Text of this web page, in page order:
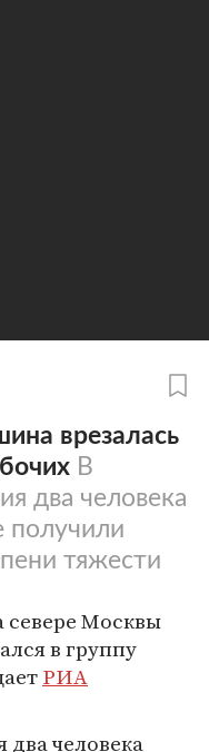
врезалась
В
два человека
получили
тяжести
севере Москвы
в группу
РИА
два человека